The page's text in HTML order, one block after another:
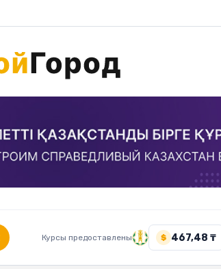
Курсы предоставлены $ 467,48 ₸